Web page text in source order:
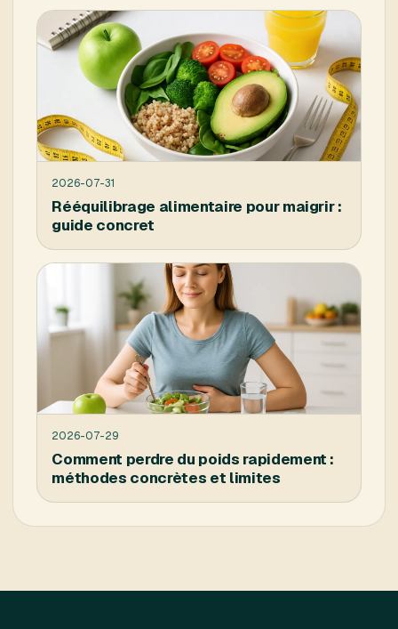
2026-07-31
Rééquilibrage alimentaire pour maigrir :
guide concret
2026-07-29
Comment perdre du poids rapidement :
méthodes concrètes et limites